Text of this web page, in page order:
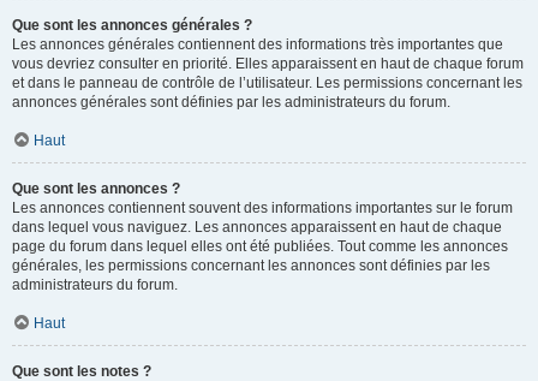
Que sont les annonces générales ?
Les annonces générales contiennent des informations très importantes que
vous devriez consulter en priorité. Elles apparaissent en haut de chaque forum
et dans le panneau de contrôle de l’utilisateur. Les permissions concernant les
annonces générales sont définies par les administrateurs du forum.
Haut
Que sont les annonces ?
Les annonces contiennent souvent des informations importantes sur le forum
dans lequel vous naviguez. Les annonces apparaissent en haut de chaque
page du forum dans lequel elles ont été publiées. Tout comme les annonces
générales, les permissions concernant les annonces sont définies par les
administrateurs du forum.
Haut
Que sont les notes ?